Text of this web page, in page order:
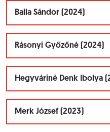
Balla Sándor (2024)
Rásonyi Győzőné (2024)
Hegyváriné Denk Ibolya
Merk József (2023)